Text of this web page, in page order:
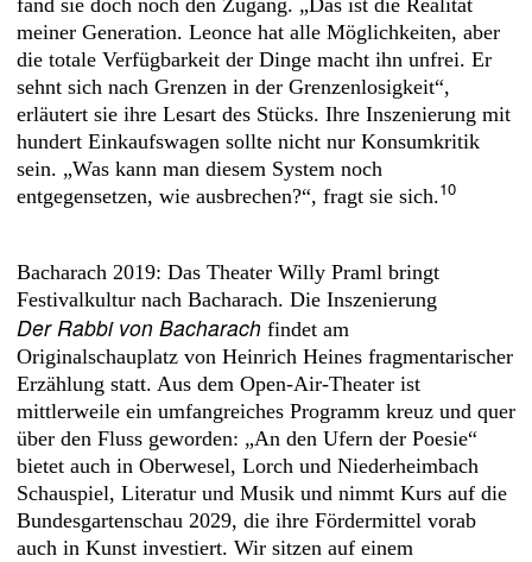
meiner Generation. Leonce hat alle Möglichkeiten, aber
die totale Verfügbarkeit der Dinge macht ihn unfrei. Er
sehnt sich nach Grenzen in der Grenzenlosigkeit“,
erläutert sie ihre Lesart des Stücks. Ihre Inszenierung mit
hundert Einkaufswagen sollte nicht nur Konsumkritik
sein. „Was kann man diesem System noch
entgegensetzen, wie ausbrechen?“, fragt sie sich.10
Bacharach 2019: Das Theater Willy Praml bringt
Festivalkultur nach Bacharach. Die Inszenierung
Der Rabbi von Bacharachfindet am
Originalschauplatz von Heinrich Heines fragmentarischer
Erzählung statt. Aus dem Open-Air-Theater ist
mittlerweile ein umfangreiches Programm kreuz und quer
über den Fluss geworden: „An den Ufern der Poesie“
bietet auch in Oberwesel, Lorch und Niederheimbach
Schauspiel, Literatur und Musik und nimmt Kurs auf die
Bundesgartenschau 2029, die ihre Fördermittel vorab
auch in Kunst investiert. Wir sitzen auf einem